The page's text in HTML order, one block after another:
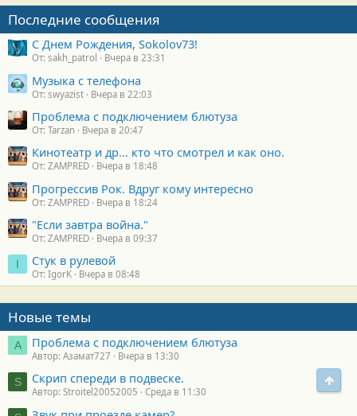
т
и
:
Последние сообщения
С Днем Рождения, Sokolov73!
От: sakh_patrol Вчера в 23:31
Музыка с телефона
От: swyazist Вчера в 22:03
Проблема с подключением блютуза
От: Tarzan Вчера в 20:47
Кинотеатр и др... кто что смотрел и как оно.
От: ZAMPRED Вчера в 18:48
Прогрессив Рок. Вдруг кому интересно
От: ZAMPRED Вчера в 18:24
"Если завтра война."
От: ZAMPRED Вчера в 09:37
I Стук в рулевой
От: IgorK Вчера в 08:48
Новые темы
А Проблема с подключением блютуза
Автор: Азамат727 Вчера в 13:30
S Скрип спереди в подвеске.
Автор: Stroitel20052005 Среда в 11:30